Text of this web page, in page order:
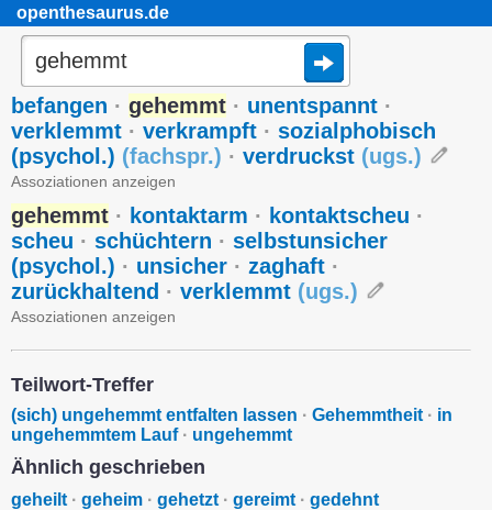
openthesaurus.de
befangen · gehemmt · unentspannt ·
verklemmt · verkrampft · sozialphobisch
(psychol.) (fachspr.) · verdruckst (ugs.)
Assoziationen anzeigen
gehemmt · kontaktarm · kontaktscheu ·
scheu · schüchtern · selbstunsicher
(psychol.) · unsicher · zaghaft ·
zurückhaltend · verklemmt (ugs.)
Assoziationen anzeigen
Teilwort-Treffer
(sich) ungehemmt entfalten lassen · Gehemmtheit · in
ungehemmtem Lauf · ungehemmt
Ähnlich geschrieben
geheilt · geheim · gehetzt · gereimt · gedehnt